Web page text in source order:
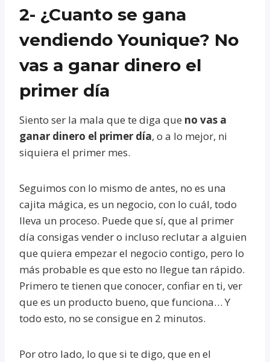
2- ¿Cuanto se gana
vendiendo Younique? No
vas a ganar dinero el
primer día
Siento ser la mala que te diga que no vas a
ganar dinero el primer día, o a lo mejor, ni
siquiera el primer mes.
Seguimos con lo mismo de antes, no es una
cajita mágica, es un negocio, con lo cuál, todo
lleva un proceso. Puede que sí, que al primer
día consigas vender o incluso reclutar a alguien
que quiera empezar el negocio contigo, pero lo
más probable es que esto no llegue tan rápido.
Primero te tienen que conocer, confiar en ti, ver
que es un producto bueno, que funciona… Y
todo esto, no se consigue en 2 minutos.
Por otro lado, lo que si te digo, que en el